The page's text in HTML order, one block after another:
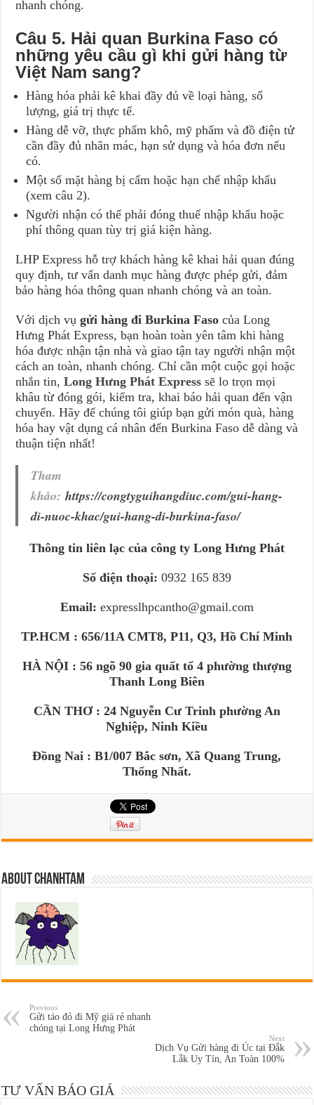
nhanh chóng.
Câu 5. Hải quan Burkina Faso có
những yêu cầu gì khi gửi hàng từ
Việt Nam sang?
Hàng hóa phải kê khai đầy đủ về loại hàng, số
lượng, giá trị thực tế.
Hàng dễ vỡ, thực phẩm khô, mỹ phẩm và đồ điện tử
cần đầy đủ nhãn mác, hạn sử dụng và hóa đơn nếu
có.
Một số mặt hàng bị cấm hoặc hạn chế nhập khẩu
(xem câu 2).
Người nhận có thể phải đóng thuế nhập khẩu hoặc
phí thông quan tùy trị giá kiện hàng.
LHP Express hỗ trợ khách hàng kê khai hải quan đúng
quy định, tư vấn danh mục hàng được phép gửi, đảm
bảo hàng hóa thông quan nhanh chóng và an toàn.
Với dịch vụgửi hàng đi Burkina Faso của Long
Hưng Phát Express, bạn hoàn toàn yên tâm khi hàng
hóa được nhận tận nhà và giao tận tay người nhận một
cách an toàn, nhanh chóng. Chỉ cần một cuộc gọi hoặc
nhắn tin,Long Hưng Phát Express sẽ lo trọn mọi
khâu từ đóng gói, kiểm tra, khai báo hải quan đến vận
chuyển. Hãy để chúng tôi giúp bạn gửi món quà, hàng
hóa hay vật dụng cá nhân đến Burkina Faso dễ dàng và
thuận tiện nhất!
Tham
khảo:https://congtyguihangdiuc.com/gui-hang-
di-nuoc-khac/gui-hang-di-burkina-faso/
Thông tin liên lạc của công ty Long Hưng Phát
Số điện thoại: 0932 165 839
Email: expresslhpcantho@gmail.com
TP.HCM : 656/11A CMT8, P11, Q3, Hồ Chí Minh
HÀ NỘI : 56 ngõ 90 gia quất tổ 4 phường thượng
Thanh Long Biên
CẦN THƠ : 24 Nguyễn Cư Trinh phường An
Nghiệp, Ninh Kiều
Đồng Nai : B1/007 Bắc sơn, Xã Quang Trung,
Thống Nhất.
About chanhtam
Previous
Gửi táo đỏ đi Mỹ giá rẻ nhanh
chóng tại Long Hưng Phát
Next
Dịch Vụ Gửi hàng đi Úc tại Đắk
Lắk Uy Tín, An Toàn 100%
TƯ VẤN BÁO GIÁ